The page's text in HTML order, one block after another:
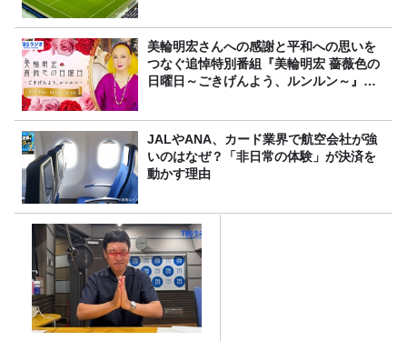
美輪明宏さんへの感謝と平和への思いを
つなぐ追悼特別番組『美輪明宏 薔薇色の
日曜日～ごきげんよう、ルンルン～』
JALやANA、カード業界で航空会社が強
いのはなぜ？「非日常の体験」が決済を
動かす理由